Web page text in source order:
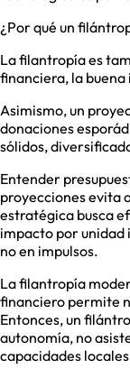
¿Por qué un
La filantropía es
financiera, la
Asimismo, un
donaciones
sólidos,
Entender
proyecciones evita
estratégica busca
impacto por unidad
no en impulsos.
La filantropía
financiero permite
Entonces, un
autonomía, no
capacidades